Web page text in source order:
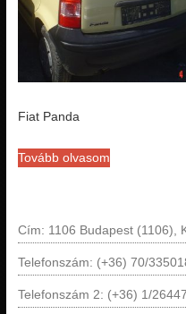
Fiat Panda
Tovább olvasom
Cím: 1106 Budapest (1106),
Telefonszám: (+36) 70/
Telefonszám 2: (+36) 1/